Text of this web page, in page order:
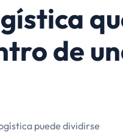
de
puede dividirse